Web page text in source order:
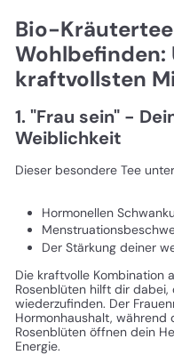
Bio-
Wohlbefinden:
kraftvollsten
1. "Frau sein" -
Weiblichkeit
Dieser besondere Tee
Hormonellen
Der Stärkung deiner
Die kraftvolle Kombination
Rosenblüten hilft dir
wiederzufinden. Der
Hormonhaushalt, während
Rosenblüten öffnen dein
Energie.